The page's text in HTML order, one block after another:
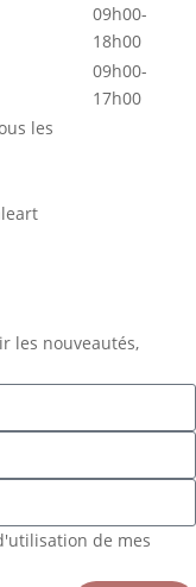
09h00-
18h00
09h00-
17h00
les
les nouveautés,
de mes